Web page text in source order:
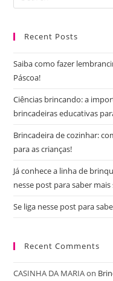
Recent Posts
Saiba como fazer
Páscoa!
Ciências brincando: a
brincadeiras educativas
Brincadeira de cozinhar:
para as crianças!
Já conhece a linha de
nesse post para saber
Se liga nesse post para
Recent Comments
CASINHA DA MARIAon